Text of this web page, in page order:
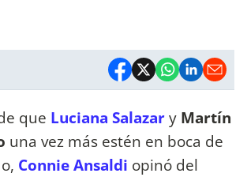
que Luciana Salazary Martín
una vez más estén en boca de
Connie Ansaldi opinó del